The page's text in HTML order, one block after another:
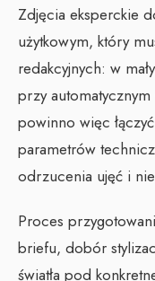
Zdjęcia eksperckie
użytkowym, który
redakcyjnych: w
przy
powinno więc
parametrów
odrzucenia ujęć i
Proces
briefu, dobór
światła pod